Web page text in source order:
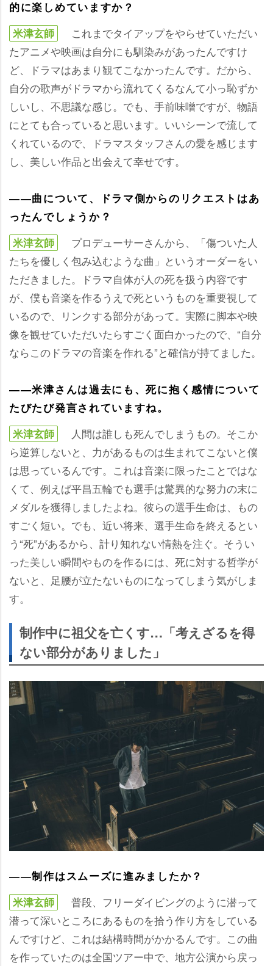
的に楽しめていますか？
米津玄師
これまでタイアップをやらせていただい
たアニメや映画は自分にも馴染みがあったんですけ
ど、ドラマはあまり観てこなかったんです。だから、
自分の歌声がドラマから流れてくるなんて小っ恥ずか
しいし、不思議な感じ。でも、手前味噌ですが、物語
にとても合っていると思います。いいシーンで流して
くれているので、ドラマスタッフさんの愛を感じます
し、美しい作品と出会えて幸せです。
――曲について、ドラマ側からのリクエストはあ
ったんでしょうか？
米津玄師
プロデューサーさんから、「傷ついた人
たちを優しく包み込むような曲」というオーダーをい
ただきました。ドラマ自体が人の死を扱う内容です
が、僕も音楽を作るうえで死というものを重要視して
いるので、リンクする部分があって。実際に脚本や映
像を観せていただいたらすごく面白かったので、“自分
ならこのドラマの音楽を作れる”と確信が持てました。
――米津さんは過去にも、死に抱く感情について
たびたび発言されていますね。
米津玄師
人間は誰しも死んでしまうもの。そこか
ら逆算しないと、力があるものは生まれてこないと僕
は思っているんです。これは音楽に限ったことではな
くて、例えば平昌五輪でも選手は驚異的な努力の末に
メダルを獲得しましたよね。彼らの選手生命は、もの
すごく短い。でも、近い将来、選手生命を終えるとい
う“死”があるから、計り知れない情熱を注ぐ。そうい
った美しい瞬間やものを作るには、死に対する哲学が
ないと、足腰が立たないものになってしまう気がしま
す。
制作中に祖父を亡くす…「考えざるを得
ない部分がありました」
――制作はスムーズに進みましたか？
米津玄師
普段、フリーダイビングのように潜って
潜って深いところにあるものを拾う作り方をしている
んですけど、これは結構時間がかかるんです。この曲
を作っていたのは全国ツアー中で、地方公演から戻っ